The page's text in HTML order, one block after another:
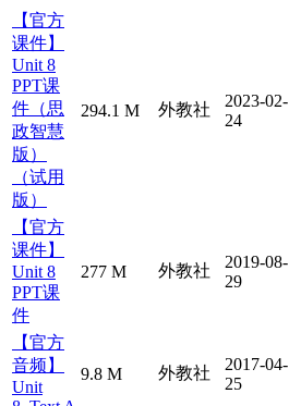
【官方
课件】
Unit 8
PPT课
件（思
政智慧
版）
（试用
版）
294.1 M 外教社
2023-02-
24
【官方
课件】
Unit 8
PPT课
件
277 M 外教社
2019-08-
29
【官方
音频】
Unit
9.8 M 外教社
2017-04-
25